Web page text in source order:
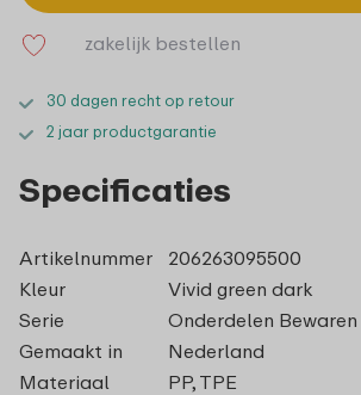
zakelijk bestellen
30 dagen recht op retour
2 jaar productgarantie
Specificaties
Artikelnummer
206263095500
Kleur
Vivid green dark
Serie
Onderdelen Bewaren
Gemaakt in
Nederland
Materiaal
PP, TPE